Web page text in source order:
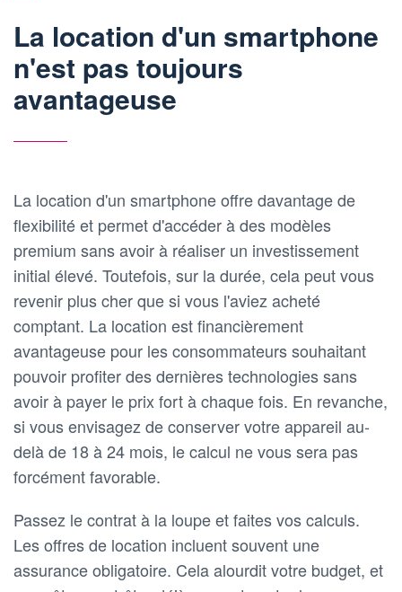
La location d'un smartphone
n'est pas toujours
avantageuse
La location d'un smartphone offre davantage de
flexibilité et permet d'accéder à des modèles
premium sans avoir à réaliser un investissement
initial élevé. Toutefois, sur la durée, cela peut vous
revenir plus cher que si vous l'aviez acheté
comptant. La location est financièrement
avantageuse pour les consommateurs souhaitant
pouvoir profiter des dernières technologies sans
avoir à payer le prix fort à chaque fois. En revanche,
si vous envisagez de conserver votre appareil au-
delà de 18 à 24 mois, le calcul ne vous sera pas
forcément favorable.
Passez le contrat à la loupe et faites vos calculs.
Les offres de location incluent souvent une
assurance obligatoire. Cela alourdit votre budget, et